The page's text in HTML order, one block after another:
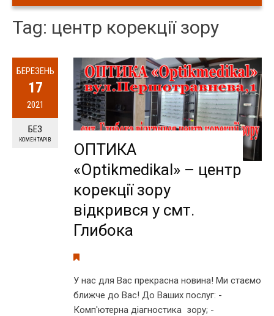
Tag: центр корекції зору
БЕРЕЗЕНЬ
17
2021
БЕЗ
КОМЕНТАРІВ
ОПТИКА
«Optikmedikal» – центр
корекції зору
відкрився у смт.
Глибока
У нас для Вас прекрасна новина! Ми стаємо
ближче до Вас! До Ваших послуг: -
Комп'ютерна діагностика зору; -